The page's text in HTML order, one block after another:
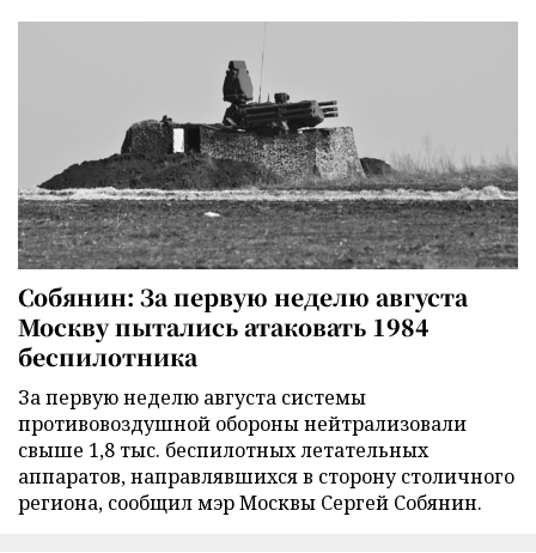
Собянин: За первую неделю августа
Москву пытались атаковать 1984
беспилотника
За первую неделю августа системы
противовоздушной обороны нейтрализовали
свыше 1,8 тыс. беспилотных летательных
аппаратов, направлявшихся в сторону столичного
региона, сообщил мэр Москвы Сергей Собянин.